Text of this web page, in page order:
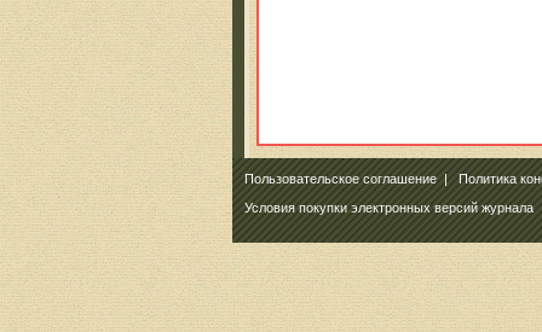
Пользовательское соглашение|Политика
Условия покупки электронных версий журнала